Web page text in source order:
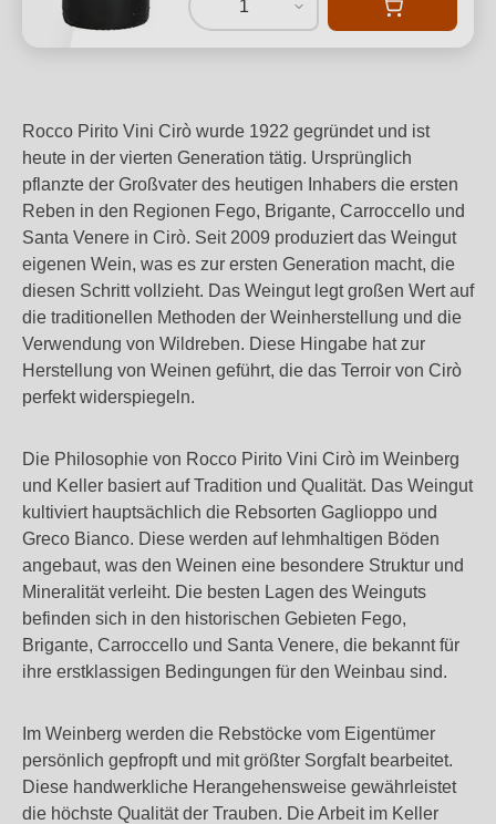
1
Rocco Pirito Vini Cirò wurde 1922 gegründet und ist
heute in der vierten Generation tätig. Ursprünglich
pflanzte der Großvater des heutigen Inhabers die ersten
Reben in den Regionen Fego, Brigante, Carroccello und
Santa Venere in Cirò. Seit 2009 produziert das Weingut
eigenen Wein, was es zur ersten Generation macht, die
diesen Schritt vollzieht. Das Weingut legt großen Wert auf
die traditionellen Methoden der Weinherstellung und die
Verwendung von Wildreben. Diese Hingabe hat zur
Herstellung von Weinen geführt, die das Terroir von Cirò
perfekt widerspiegeln.
Die Philosophie von Rocco Pirito Vini Cirò im Weinberg
und Keller basiert auf Tradition und Qualität. Das Weingut
kultiviert hauptsächlich die Rebsorten Gaglioppo und
Greco Bianco. Diese werden auf lehmhaltigen Böden
angebaut, was den Weinen eine besondere Struktur und
Mineralität verleiht. Die besten Lagen des Weinguts
befinden sich in den historischen Gebieten Fego,
Brigante, Carroccello und Santa Venere, die bekannt für
ihre erstklassigen Bedingungen für den Weinbau sind.
Im Weinberg werden die Rebstöcke vom Eigentümer
persönlich gepfropft und mit größter Sorgfalt bearbeitet.
Diese handwerkliche Herangehensweise gewährleistet
die höchste Qualität der Trauben. Die Arbeit im Keller